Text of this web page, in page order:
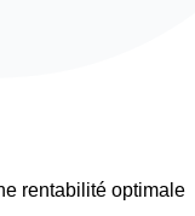
rentabilité optimale